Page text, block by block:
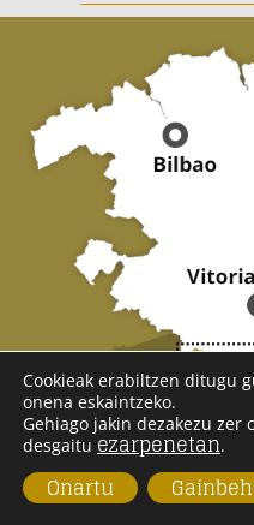
ARABAKO
Cookieak erabiltzen ditugu
onena eskaintzeko.
Gehiago jakin dezakezu
desgaitu ezarpenetan.
Onartu